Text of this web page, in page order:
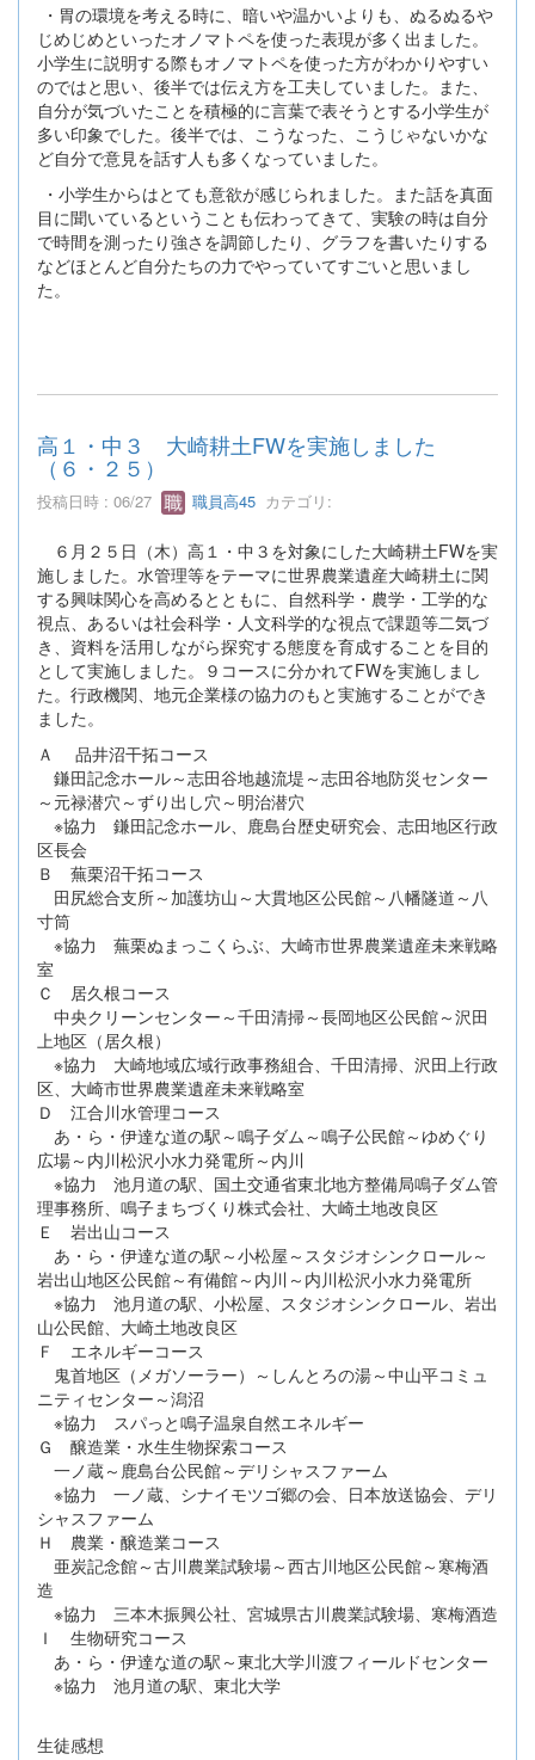
・胃の環境を考える時に、暗いや温かいよりも、ぬるぬるや
じめじめといったオノマトペを使った表現が多く出ました。
小学生に説明する際もオノマトペを使った方がわかりやすい
のではと思い、後半では伝え方を工夫していました。また、
自分が気づいたことを積極的に言葉で表そうとする小学生が
多い印象でした。後半では、こうなった、こうじゃないかな
ど自分で意見を話す人も多くなっていました。
・小学生からはとても意欲が感じられました。また話を真面
目に聞いているということも伝わってきて、実験の時は自分
で時間を測ったり強さを調節したり、グラフを書いたりする
などほとんど自分たちの力でやっていてすごいと思いまし
た。
高１・中３ 大崎耕土FWを実施しました
（６・２５）
投稿日時 : 06/27 職員高45 カテゴリ:
６月２５日（木）高１・中３を対象にした大崎耕土FWを実
施しました。水管理等をテーマに世界農業遺産大崎耕土に関
する興味関心を高めるとともに、自然科学・農学・工学的な
視点、あるいは社会科学・人文科学的な視点で課題等二気づ
き、資料を活用しながら探究する態度を育成することを目的
として実施しました。９コースに分かれてFWを実施しまし
た。行政機関、地元企業様の協力のもと実施することができ
ました。
Ａ 品井沼干拓コース
鎌田記念ホール～志田谷地越流堤～志田谷地防災センター
～元禄潜穴～ずり出し穴～明治潜穴
※協力 鎌田記念ホール、鹿島台歴史研究会、志田地区行政
区長会
Ｂ 蕪栗沼干拓コース
田尻総合支所～加護坊山～大貫地区公民館～八幡隧道～八
寸筒
※協力 蕪栗ぬまっこくらぶ、大崎市世界農業遺産未来戦略
室
Ｃ 居久根コース
中央クリーンセンター～千田清掃～長岡地区公民館～沢田
上地区（居久根）
※協力 大崎地域広域行政事務組合、千田清掃、沢田上行政
区、大崎市世界農業遺産未来戦略室
Ｄ 江合川水管理コース
あ・ら・伊達な道の駅～鳴子ダム～鳴子公民館～ゆめぐり
広場～内川松沢小水力発電所～内川
※協力 池月道の駅、国土交通省東北地方整備局鳴子ダム管
理事務所、鳴子まちづくり株式会社、大崎土地改良区
Ｅ 岩出山コース
あ・ら・伊達な道の駅～小松屋～スタジオシンクロール～
岩出山地区公民館～有備館～内川～内川松沢小水力発電所
※協力 池月道の駅、小松屋、スタジオシンクロール、岩出
山公民館、大崎土地改良区
Ｆ エネルギーコース
鬼首地区（メガソーラー）～しんとろの湯～中山平コミュ
ニティセンター～潟沼
※協力 スパっと鳴子温泉自然エネルギー
Ｇ 醸造業・水生生物探索コース
一ノ蔵～鹿島台公民館～デリシャスファーム
※協力 一ノ蔵、シナイモツゴ郷の会、日本放送協会、デリ
シャスファーム
Ｈ 農業・醸造業コース
亜炭記念館～古川農業試験場～西古川地区公民館～寒梅酒
造
※協力 三本木振興公社、宮城県古川農業試験場、寒梅酒造
Ｉ 生物研究コース
あ・ら・伊達な道の駅～東北大学川渡フィールドセンター
※協力 池月道の駅、東北大学
生徒感想